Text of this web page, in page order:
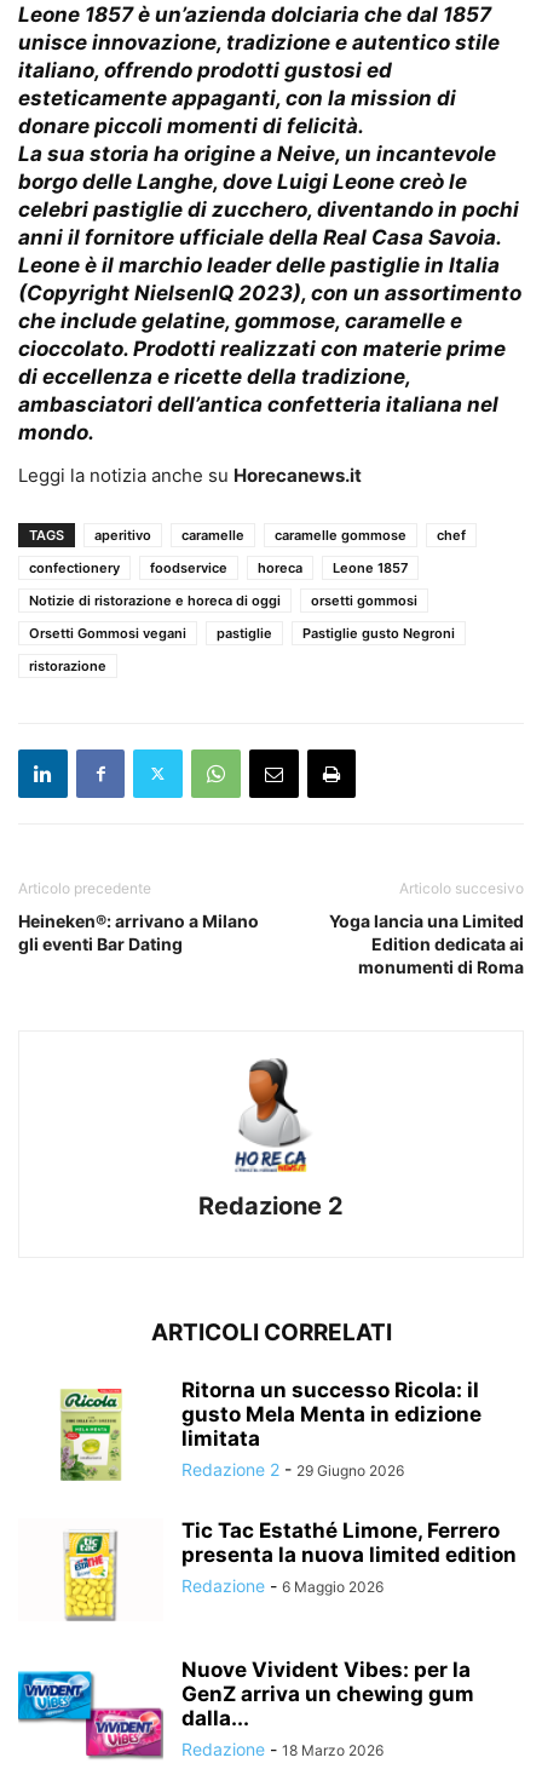
Leone 1857è un’azienda dolciaria che dal 1857
unisce innovazione, tradizione e autentico stile
italiano, offrendo prodotti gustosi ed
esteticamente appaganti, con la mission di
donare piccoli momenti di felicità.
La sua storia ha origine a Neive, un incantevole
borgo delle Langhe, dove Luigi Leone creò le
celebri pastiglie di zucchero, diventando in pochi
anni il fornitore ufficiale della Real Casa Savoia.
Leone è il marchio leader delle pastiglie in Italia
(Copyright NielsenIQ 2023), con un assortimento
che include gelatine, gommose, caramelle e
cioccolato. Prodotti realizzati con materie prime
di eccellenza e ricette della tradizione,
ambasciatori dell’antica confetteria italiana nel
mondo.
Leggi la notizia anche su Horecanews.it
TAGS aperitivo caramelle caramelle gommose
chef
confectionery
foodservice horeca
Leone 1857
Notizie di ristorazione e horeca di oggi
orsetti gommosi
Orsetti Gommosi vegani
pastiglie
Pastiglie gusto Negroni
ristorazione
Articolo precedente
Heineken®: arrivano a Milano
gli eventi Bar Dating
Articolo succesivo
Yoga lancia una Limited
Edition dedicata ai
monumenti di Roma
Redazione 2
ARTICOLI CORRELATI
Ritorna un successo Ricola: il
gusto Mela Menta in edizione
limitata
Redazione 2 - 29 Giugno 2026
Tic Tac Estathé Limone, Ferrero
presenta la nuova limited edition
Redazione - 6 Maggio 2026
Nuove Vivident Vibes: per la
GenZ arriva un chewing gum
dalla...
Redazione - 18 Marzo 2026